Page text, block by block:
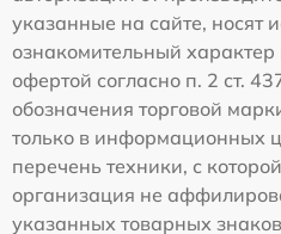
указанные на сайте, носят
ознакомительный
офертой согласно п. 2 ст.
обозначения торговой
только в информационных
перечень техники, с
организация не
указанных товарных